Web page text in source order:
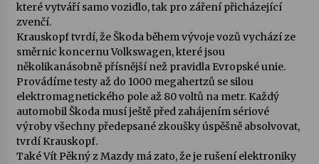
které vytváří samo vozidlo, tak pro záření přicházející
zvenčí.
Krauskopf tvrdí, že Škoda během vývoje vozů vychází ze
směrnic koncernu Volkswagen, které jsou
několikanásobně přísnější než pravidla Evropské unie.
Provádíme testy až do 1000 megahertzů se silou
elektromagnetického pole až 80 voltů na metr. Každý
automobil Škoda musí ještě před zahájením sériové
výroby všechny předepsané zkoušky úspěšně absolvovat,
tvrdí Krauskopf.
Také Vít Pěkný z Mazdy má zato, že je rušení elektroniky